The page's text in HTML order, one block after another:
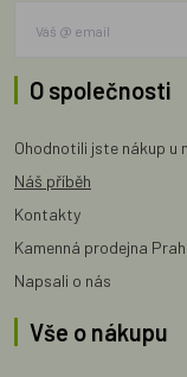
O společnosti
Ohodnotili jste nákup u
Náš příběh
Kontakty
Kamenná prodejna
Napsali o nás
Vše o nákupu